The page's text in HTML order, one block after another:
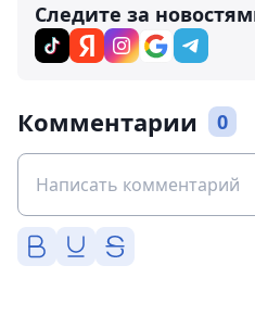
Следите за
Комментарии 0